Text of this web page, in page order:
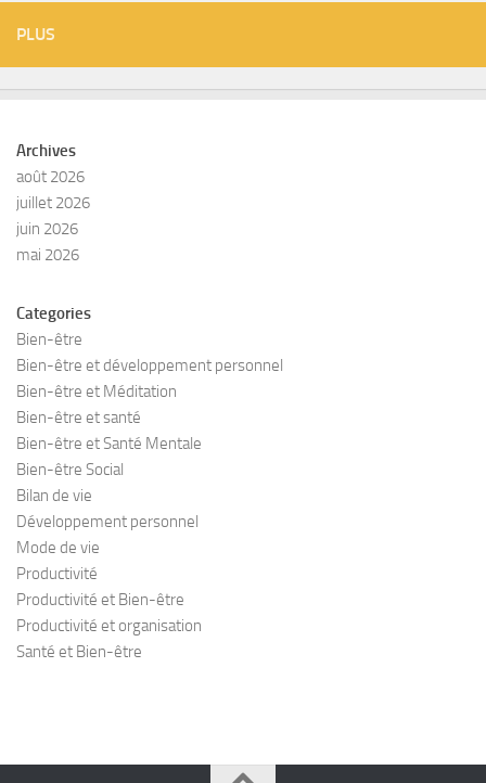
PLUS
Archives
août 2026
juillet 2026
juin 2026
mai 2026
Categories
Bien-être
Bien-être et développement personnel
Bien-être et Méditation
Bien-être et santé
Bien-être et Santé Mentale
Bien-être Social
Bilan de vie
Développement personnel
Mode de vie
Productivité
Productivité et Bien-être
Productivité et organisation
Santé et Bien-être